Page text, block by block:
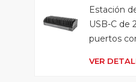
Estación
USB-C de
puertos
VER